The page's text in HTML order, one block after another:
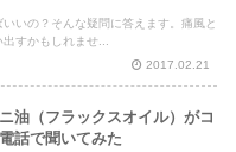
いの？そんな疑問に答えます。痛風と
すかもしれませ...
2017.02.21
油（フラックスオイル）がコ
話で聞いてみた